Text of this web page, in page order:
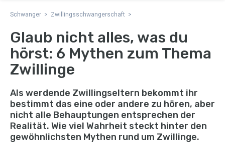
Schwanger Zwillingsschwangerschaft
Glaub nicht alles, was du
hörst: 6 Mythen zum Thema
Zwillinge
Als werdende Zwillingseltern bekommt ihr
bestimmt das eine oder andere zu hören, aber
nicht alle Behauptungen entsprechen der
Realität. Wie viel Wahrheit steckt hinter den
gewöhnlichsten Mythen rund um Zwillinge.